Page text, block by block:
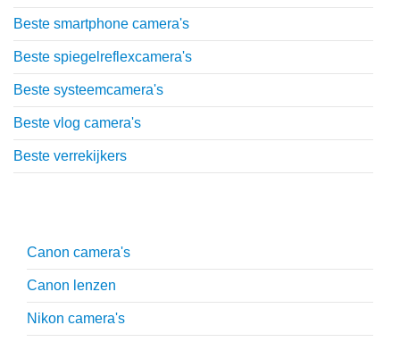
Beste smartphone camera's
Beste spiegelreflexcamera's
Beste systeemcamera's
Beste vlog camera's
Beste verrekijkers
Canon camera's
Canon lenzen
Nikon camera's